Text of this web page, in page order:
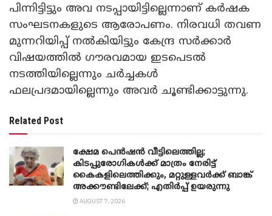
പിന്നിട്ടിട്ടും അവ നടപ്പായിട്ടില്ലെന്നാണ് കർഷക
സംഘടനകളുടെ ആരോപണം. നിരവധി തവണ
മുന്നറിയിപ്പ് നൽകിയിട്ടും കേന്ദ്ര സർക്കാർ
വിഷയത്തിൽ ഗൗരവമായ ഇടപെടൽ
നടത്തിയില്ലെന്നും ചർച്ചകൾ
ഫലപ്രദമായില്ലെന്നും അവർ ചൂണ്ടിക്കാട്ടുന്നു.
Related Post
ക്ഷേമ പെൻഷൻ വീട്ടിലെത്തില്ല;
കിടപ്പുരോഗികൾക്ക് മാത്രം നേരിട്ട്
കൈകളിലെത്തിക്കും, മറ്റുള്ളവർക്ക് ബാങ്ക്
അക്കൗണ്ടിലേക്ക്; എതിർപ്പ് ഉയരുന്നു
AUGUST 7, 2026